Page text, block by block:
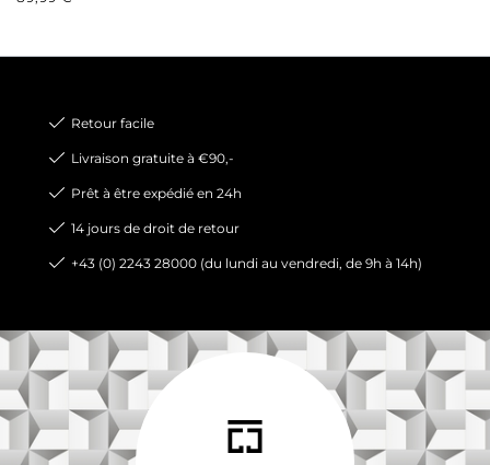
Retour facile
Livraison gratuite à €90,-
Prêt à être expédié en 24h
14 jours de droit de retour
+43 (0) 2243 28000 (du lundi au vendredi, de 9h à 14h)